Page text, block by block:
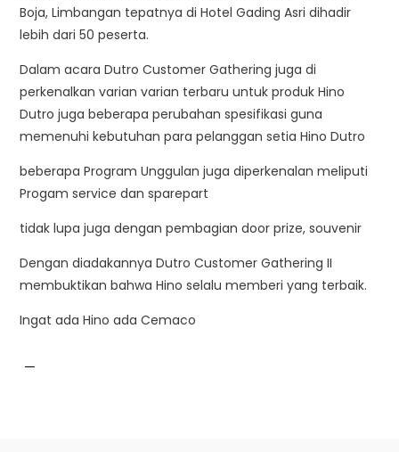
Boja, Limbangan tepatnya di Hotel Gading Asri dihadir
lebih dari 50 peserta.
Dalam acara Dutro Customer Gathering juga di
perkenalkan varian varian terbaru untuk produk Hino
Dutro juga beberapa perubahan spesifikasi guna
memenuhi kebutuhan para pelanggan setia Hino Dutro
beberapa Program Unggulan juga diperkenalan meliputi
Progam service dan sparepart
tidak lupa juga dengan pembagian door prize, souvenir
Dengan diadakannya Dutro Customer Gathering II
membuktikan bahwa Hino selalu memberi yang terbaik.
Ingat ada Hino ada Cemaco